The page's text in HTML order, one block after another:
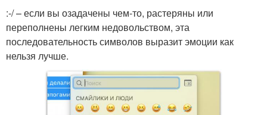
:-/ – если вы озадачены чем-то, растеряны или
переполнены легким недовольством, эта
последовательность символов выразит эмоции как
нельзя лучше.